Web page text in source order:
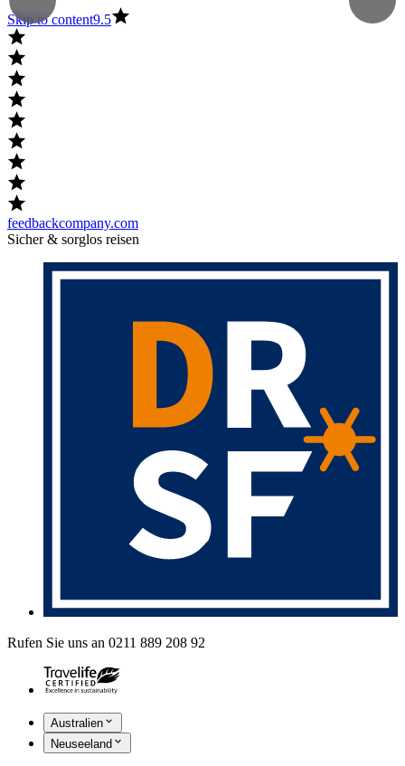
Skip to content9.5
feedbackcompany.com
Sicher & sorglos reisen
Rufen Sie uns an 0211 889 208 92
Australien
Neuseeland